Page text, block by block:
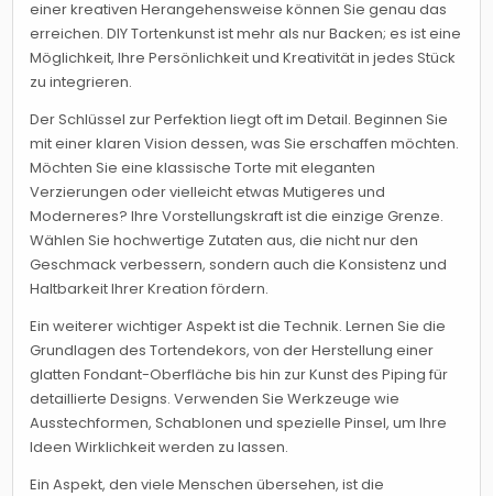
einer kreativen Herangehensweise können Sie genau das
erreichen. DIY Tortenkunst ist mehr als nur Backen; es ist eine
Möglichkeit, Ihre Persönlichkeit und Kreativität in jedes Stück
zu integrieren.
Der Schlüssel zur Perfektion liegt oft im Detail. Beginnen Sie
mit einer klaren Vision dessen, was Sie erschaffen möchten.
Möchten Sie eine klassische Torte mit eleganten
Verzierungen oder vielleicht etwas Mutigeres und
Moderneres? Ihre Vorstellungskraft ist die einzige Grenze.
Wählen Sie hochwertige Zutaten aus, die nicht nur den
Geschmack verbessern, sondern auch die Konsistenz und
Haltbarkeit Ihrer Kreation fördern.
Ein weiterer wichtiger Aspekt ist die Technik. Lernen Sie die
Grundlagen des Tortendekors, von der Herstellung einer
glatten Fondant-Oberfläche bis hin zur Kunst des Piping für
detaillierte Designs. Verwenden Sie Werkzeuge wie
Ausstechformen, Schablonen und spezielle Pinsel, um Ihre
Ideen Wirklichkeit werden zu lassen.
Ein Aspekt, den viele Menschen übersehen, ist die